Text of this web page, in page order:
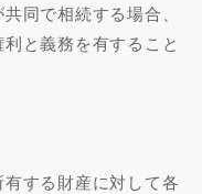
同で相続する場合、
と義務を有すること
する財産に対して各